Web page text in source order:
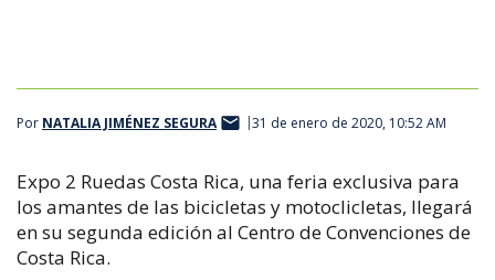
Por NATALIA JIMÉNEZ SEGURA 31 de enero de 2020, 10:52 AM
Expo 2 Ruedas Costa Rica, una feria exclusiva para
los amantes de las bicicletas y motoclicletas, llegará
en su segunda edición al Centro de Convenciones de
Costa Rica.